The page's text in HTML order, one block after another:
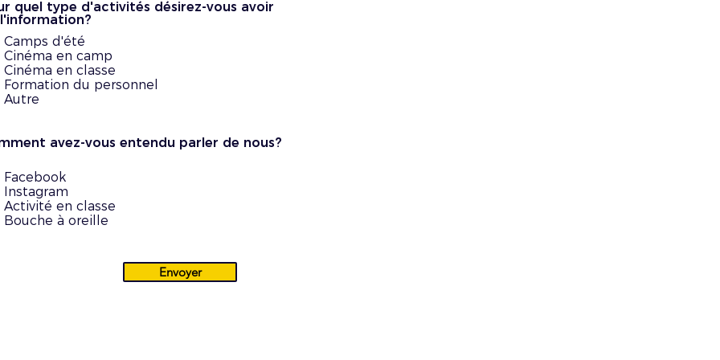
quel type d'activités désirez-vous avoir
Camps d'été
Cinéma en camp
Cinéma en classe
Formation du personnel
Autre
avez-vous entendu parler de nous?
Facebook
Instagram
Activité en classe
Bouche à oreille
Envoyer